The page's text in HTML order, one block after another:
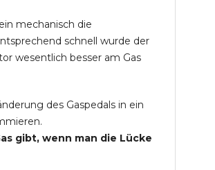
mechanisch die
schnell wurde der
wesentlich besser am Gas
des Gaspedals in ein
gibt, wenn man die Lücke